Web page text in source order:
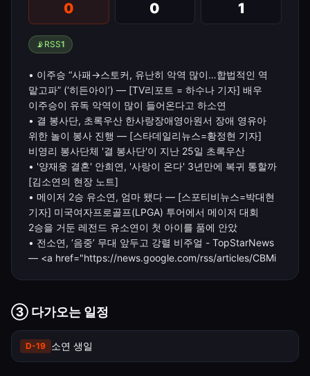
0 0 1
📡 RSS1
• 이주승 “사패→스토커, 유난히 악역 많이…합법적인 역
맡고파” (‘히든아이’) — [TV리포트 = 하수나 기자] 배우
이주승이 유독 악역이 많이 들어온다고 하소연
• 결 봉사단, 초록우산 한사랑장애영아원서 장애 영유아
위한 놀이 봉사 진행 — [스타데일리뉴스=황정현 기자]
비영리 봉사단체 '결 봉사단'이 지난 25일 초록우산
• '양재웅 결혼' 안희연, '사랑이 온다' 3년만에 복귀 통할까
[김소연의 현장 노트]
• 메이저 2승 유소연, 엄마 됐다 — [스포티비뉴스=박대현
기자] 미국여자프로골프(LPGA) 투어에서 메이저 대회
2승을 거둔 레전드 유소연이 첫 아이를 품에 안았
• 전소연, ‘음중’ 무대 앞두고 강렬 비주얼 - TopStarNews
— <a href="https://news.google.com/rss/articles/CBMi
③ 다가오는 일정
D-19 소연 생일